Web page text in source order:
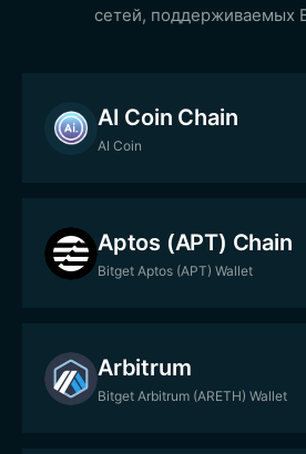
сетей, поддерживаемых
AI Coin Chain
AI Coin
Aptos (APT) Chain
Bitget Aptos (APT) Wallet
Arbitrum
Bitget Arbitrum (ARETH) Wallet